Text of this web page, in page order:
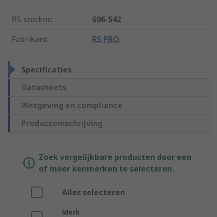
RS-stocknr.:
606-542
Fabrikant: RS PRO
Specificaties
Datasheets
Wetgeving en compliance
Productomschrijving
Zoek vergelijkbare producten door een
of meer kenmerken te selecteren.
Alles selecteren
Merk